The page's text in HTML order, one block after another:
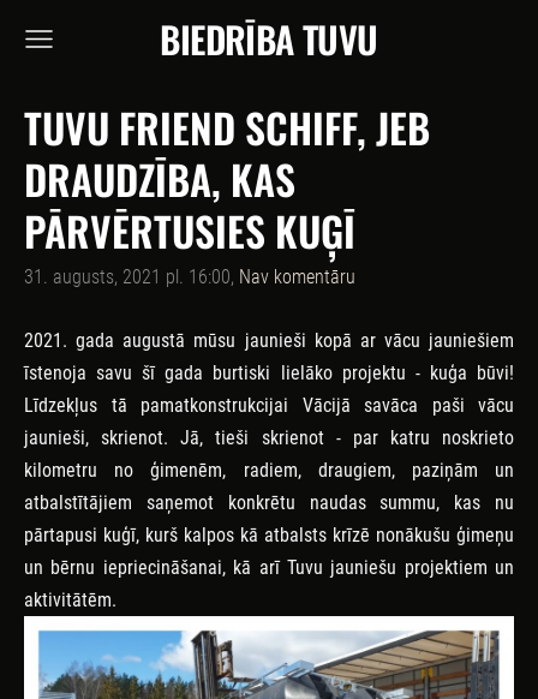
BIEDRĪBA TUVU
TUVU FRIEND SCHIFF, JEB
DRAUDZĪBA, KAS
PĀRVĒRTUSIES KUĢĪ
31. augusts, 2021 pl. 16:00, Nav komentāru
2021. gada augustā mūsu jaunieši kopā ar vācu jauniešiem
īstenoja savu šī gada burtiski lielāko projektu - kuģa būvi!
Līdzekļus tā pamatkonstrukcijai Vācijā savāca paši vācu
jaunieši, skrienot. Jā, tieši skrienot - par katru noskrieto
kilometru no ģimenēm, radiem, draugiem, paziņām un
atbalstītājiem saņemot konkrētu naudas summu, kas nu
pārtapusi kuģī, kurš kalpos kā atbalsts krīzē nonākušu ģimeņu
un bērnu iepriecināšanai, kā arī Tuvu jauniešu projektiem un
aktivitātēm.